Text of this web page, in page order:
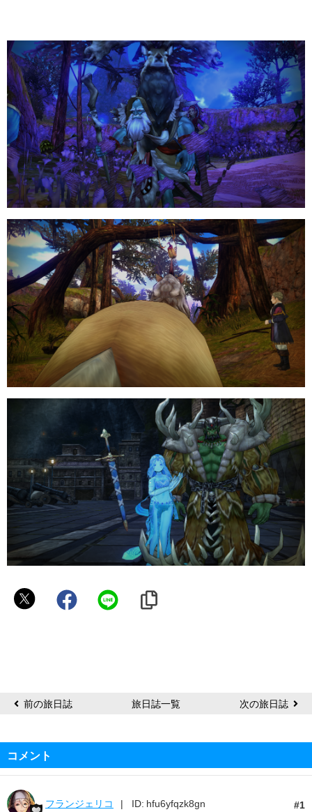
堕
前の旅日誌 旅日誌一覧 次の旅日誌
コメント
1
フランジェリコ ID: hfu6yfqzk8gn